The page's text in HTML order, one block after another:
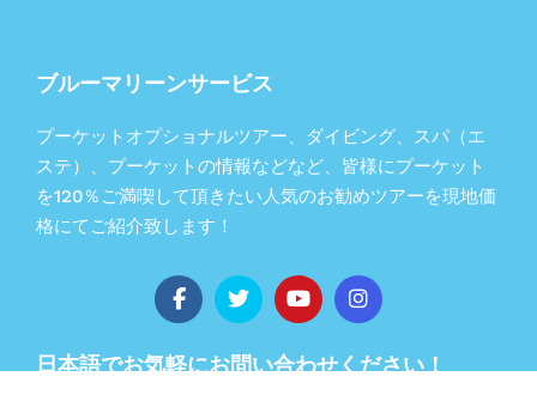
ブルーマリーンサービス
プーケットオプショナルツアー、ダイビング、スパ（エ
ステ）、プーケットの情報などなど、皆様にプーケット
を120％ご満喫して頂きたい人気のお勧めツアーを現地価
格にてご紹介致します！
日本語でお気軽にお問い合わせください！